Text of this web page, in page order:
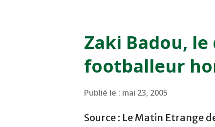
la dernière minute du
Mourad Benchrifa. Son
à domicile face à l'OCK sur
Zaki Badou,
footballeur
Publié le : mai 23, 2005
Source : Le Matin Etrange